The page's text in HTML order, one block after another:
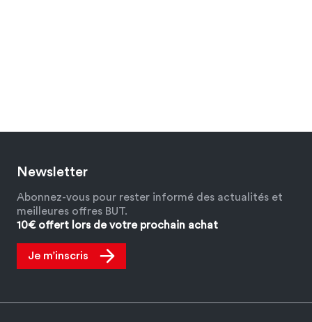
Newsletter
Abonnez-vous pour rester informé des actualités et
meilleures offres BUT.
10€ offert lors de votre prochain achat
Je m’inscris